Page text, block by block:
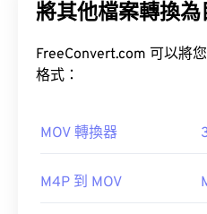
如何開啟 RMI 檔
開啟 RMI 檔案的理想程式
款功能非常全面的工具，
跨平台應用程式方面，
開啟 RMI 檔案的可靠工具
件。它以方便用戶將多媒
將其他檔案轉換
FreeConvert.com 可以將您的
格式：
MOV 轉換器
M4P 到 MOV